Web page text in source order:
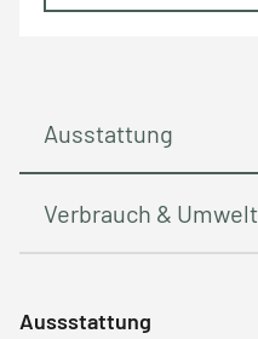
Ausstattung
Verbrauch & Umwelt
Aussstattung